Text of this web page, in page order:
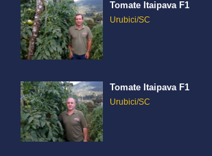
Tomate Itaipava F1
Urubici/SC
Tomate Itaipava F1
Urubici/SC